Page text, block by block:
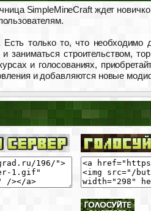
SimpleMineCraft ждет
Есть только то, что
заниматься строительством,
и голосованиях,
и добавляются новые